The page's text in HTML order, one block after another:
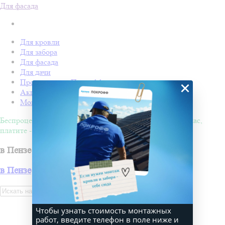
Для фасада
Для кровли
Для забора
Для фасада
Для дачи
Производство Покрофф
Акции
Монтаж
Беспроцентная рассрочка на 4 месяца. Покупайте - сейчас,
платите - потом!
в Пензе
в Пензе
×
Чтобы узнать стоимость монтажных
работ, введите телефон в поле ниже и